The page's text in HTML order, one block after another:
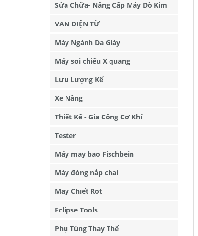
Sửa Chữa- Nâng Cấp Máy Dò Kim
VAN ĐIỆN TỪ
Máy Ngành Da Giày
Máy soi chiếu X quang
Lưu Lượng Kế
Xe Nâng
Thiết Kế - Gia Công Cơ Khí
Tester
Máy may bao Fischbein
Máy đóng nắp chai
Máy Chiết Rót
Eclipse Tools
Phụ Tùng Thay Thế